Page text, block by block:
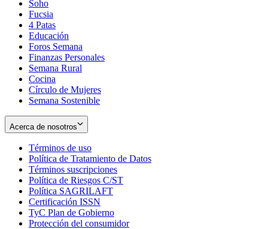
Soho
in
new
window
Fucsia
in
new
window
4 Patas
Educación
Foros Semana
Finanzas Personales
Semana Rural
Cocina
Círculo de Mujeres
Semana Sostenible
Acerca de nosotros
Términos de uso
in
new
window
Política de Tratamiento de Datos
Términos suscripciones
in
Política de Riesgos C/ST
Política SAGRILAFT
new
window
Certificación ISSN
in
new
TyC Plan de Gobierno
in
Protección del consumidorOpens